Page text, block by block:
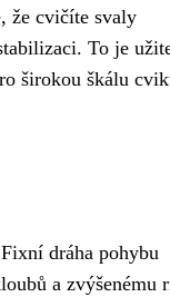
že cvičíte svaly
To je
širokou škálu
dráha pohybu
a zvýšenému